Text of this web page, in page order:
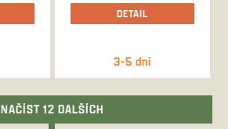
3-5 dní
DETAIL
NAČÍST 12 DALŠÍCH